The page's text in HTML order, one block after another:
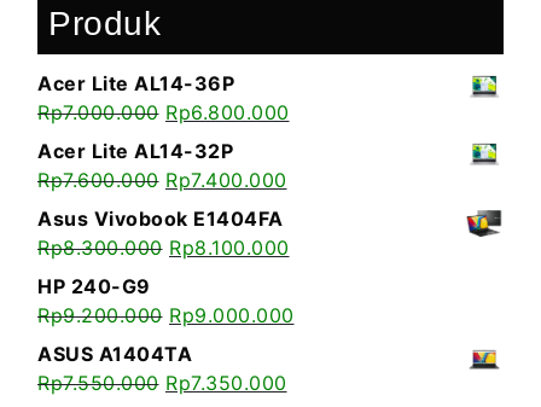
Produk
Acer Lite AL14-36P
Rp7.000.000 Rp6.800.000
Acer Lite AL14-32P
Rp7.600.000 Rp7.400.000
Asus Vivobook E1404FA
Rp8.300.000 Rp8.100.000
HP 240-G9
Rp9.200.000 Rp9.000.000
ASUS A1404TA
Rp7.550.000 Rp7.350.000